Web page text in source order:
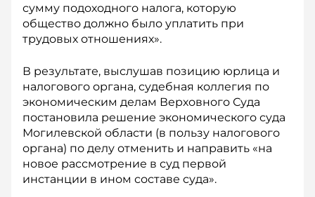
сумму подоходного налога, которую
общество должно было уплатить при
трудовых отношениях».
В результате, выслушав позицию юрлица и
налогового органа, судебная коллегия по
экономическим делам Верховного Суда
постановила решение экономического суда
Могилевской области (в пользу налогового
органа) по делу отменить и направить «на
новое рассмотрение в суд первой
инстанции в ином составе суда».